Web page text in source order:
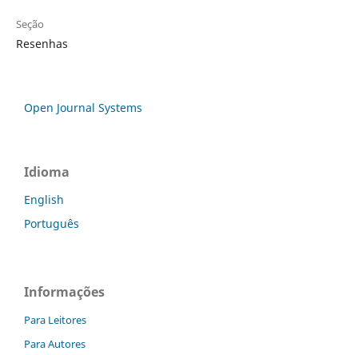
Seção
Resenhas
Open Journal Systems
Idioma
English
Português
Informações
Para Leitores
Para Autores